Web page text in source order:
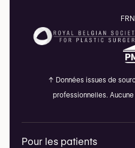
FR
↑ Données issues de
professionnelles.
Pour les patients